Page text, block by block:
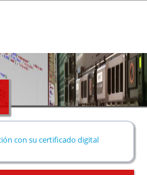
con su certificado digital